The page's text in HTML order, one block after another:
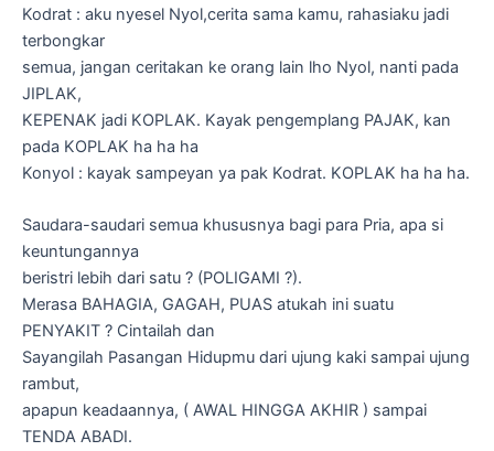
Kodrat : aku nyesel Nyol,cerita sama kamu, rahasiaku jadi
terbongkar
semua, jangan ceritakan ke orang lain lho Nyol, nanti pada
JIPLAK,
KEPENAK jadi KOPLAK. Kayak pengemplang PAJAK, kan
pada KOPLAK ha ha ha
Konyol : kayak sampeyan ya pak Kodrat. KOPLAK ha ha ha.
Saudara-saudari semua khususnya bagi para Pria, apa si
keuntungannya
beristri lebih dari satu ? (POLIGAMI ?).
Merasa BAHAGIA, GAGAH, PUAS atukah ini suatu
PENYAKIT ? Cintailah dan
Sayangilah Pasangan Hidupmu dari ujung kaki sampai ujung
rambut,
apapun keadaannya, ( AWAL HINGGA AKHIR ) sampai
TENDA ABADI.